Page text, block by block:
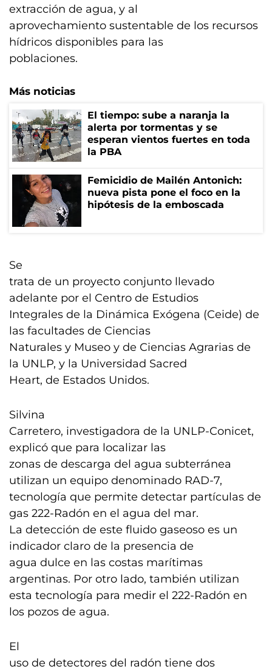
extracción de agua, y al
aprovechamiento sustentable de los recursos
hídricos disponibles para las
poblaciones.
Más noticias
El tiempo: sube a naranja la
alerta por tormentas y se
esperan vientos fuertes en toda
la PBA
Femicidio de Mailén Antonich:
nueva pista pone el foco en la
hipótesis de la emboscada
Se
trata de un proyecto conjunto llevado
adelante por el Centro de Estudios
Integrales de la Dinámica Exógena (Ceide) de
las facultades de Ciencias
Naturales y Museo y de Ciencias Agrarias de
la UNLP, y la Universidad Sacred
Heart, de Estados Unidos.
Silvina
Carretero, investigadora de la UNLP-Conicet,
explicó que para localizar las
zonas de descarga del agua subterránea
utilizan un equipo denominado RAD-7,
tecnología que permite detectar partículas de
gas 222-Radón en el agua del mar.
La detección de este fluido gaseoso es un
indicador claro de la presencia de
agua dulce en las costas marítimas
argentinas. Por otro lado, también utilizan
esta tecnología para medir el 222-Radón en
los pozos de agua.
El
uso de detectores del radón tiene dos